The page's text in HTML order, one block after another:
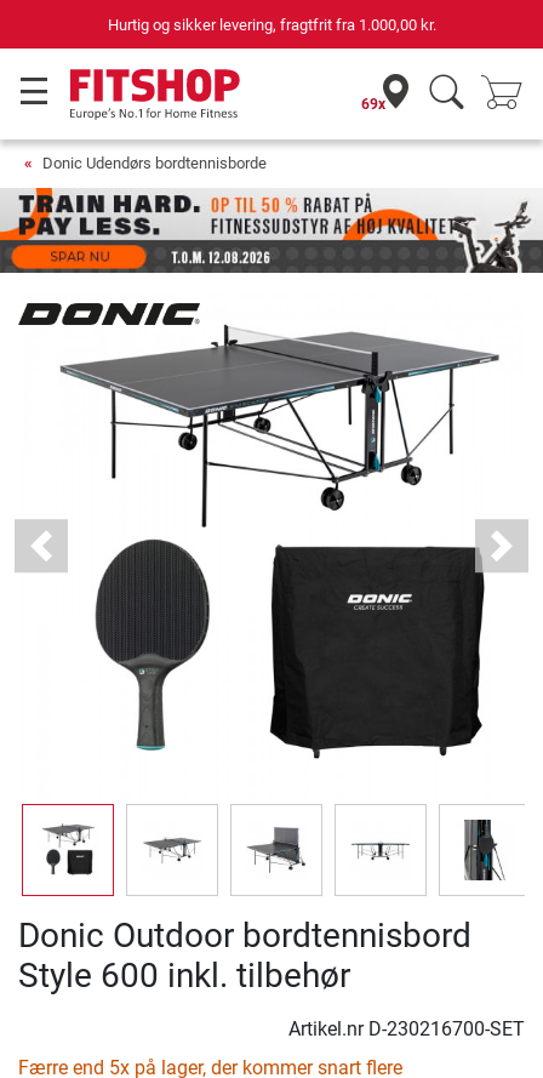
Hurtig og sikker levering, fragtfrit fra 1.000,00 kr.
69x
Donic Udendørs bordtennisborde
Previous Next
Donic Outdoor bordtennisbord
Style 600 inkl. tilbehør
Artikel.nr D-230216700-SET
Færre end 5x på lager, der kommer snart flere